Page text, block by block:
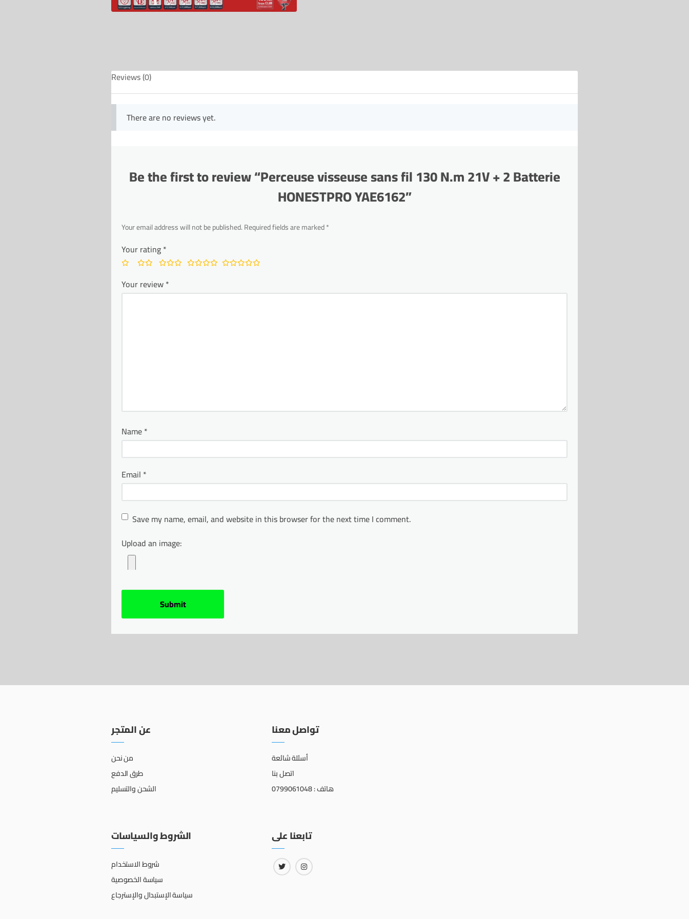
Reviews (0)
There are no reviews yet.
Be the first to review “Perceuse visseuse sans fil 130 N.m 21V + 2 Batterie
HONESTPRO YAE6162”
Your email address will not be published.Required fields are marked*
Your rating*
Your review*
Name*
Email *
Save my name, email, and website in this browser for the next time I comment.
Upload an image:
عن المتجر
من نحن
طرق الدفع
الشحن والتسليم
الشروط والسياسات
شروط الاستخدام
سياسة الخصوصية
سياسة الإستبدال والإسترجاع
تواصل معنا
أسئلة شائعة
اتصل بنا
هاتف : 0799061048
تابعنا على